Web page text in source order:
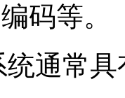
码等。
通常